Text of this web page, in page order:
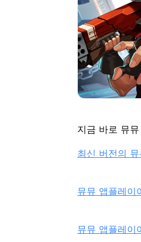
지금 바로 뮤
최신 버전의
뮤뮤 앱플레이
뮤뮤 앱플레이